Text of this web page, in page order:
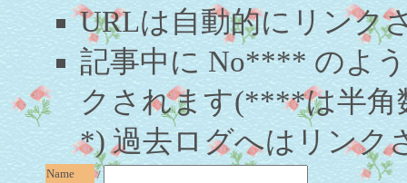
URLは自動的にリンク
記事中に No**** のよ
クされます(****は半角
*) 過去ログへはリンク
Name
/